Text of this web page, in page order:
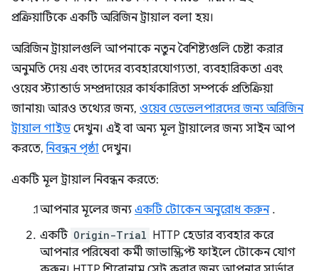
প্রক্রিয়াটিকে একটি অরিজিন ট্রায়াল বলা হয়।
অরিজিন ট্রায়ালগুলি আপনাকে নতুন বৈশিষ্ট্যগুলি চেষ্টা করার
অনুমতি দেয় এবং তাদের ব্যবহারযোগ্যতা, ব্যবহারিকতা এবং
ওয়েব স্ট্যান্ডার্ড সম্প্রদায়ের কার্যকারিতা সম্পর্কে প্রতিক্রিয়া
জানায়৷ আরও তথ্যের জন্য, ওয়েব ডেভেলপারদের জন্য অরিজিন
ট্রায়াল গাইডদেখুন। এই বা অন্য মূল ট্রায়ালের জন্য সাইন আপ
করতে,নিবন্ধন পৃষ্ঠা দেখুন।
একটি মূল ট্রায়াল নিবন্ধন করতে:
আপনার মূলের জন্য একটি টোকেন অনুরোধ করুন.
একটি Origin-Trial HTTP হেডার ব্যবহার করে
আপনার পরিষেবা কর্মী জাভাস্ক্রিপ্ট ফাইলে টোকেন যোগ